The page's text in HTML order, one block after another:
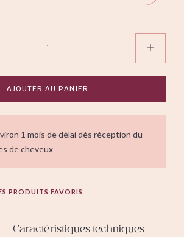
AJOUTER AU PANIER
1 mois de délai dès réception du
de cheveux
PRODUITS FAVORIS
Caractéristiques techniques